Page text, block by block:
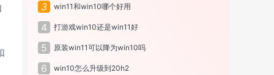
3 win11和win10哪个好用
4 打游戏win10还是win11好
5 原装win11可以降为win10吗
6 win10怎么升级到20h2